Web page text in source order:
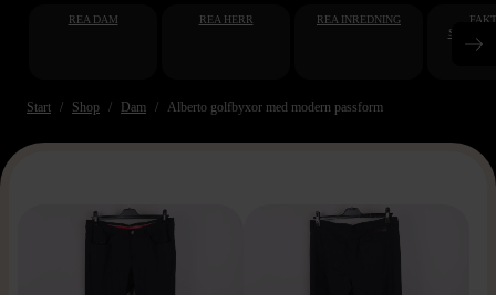
REA DAM REA HERR REA INREDNING
Start Shop Dam Alberto golfbyxor med modern passform